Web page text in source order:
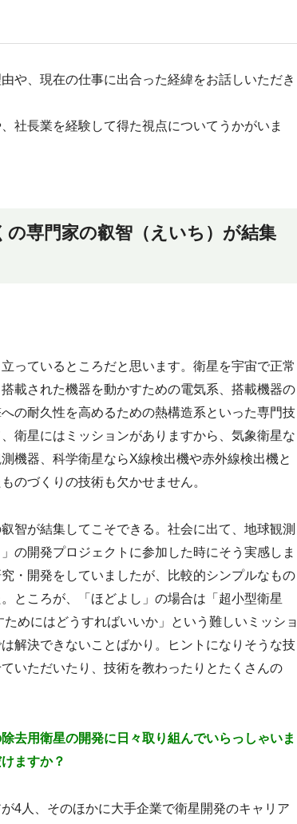
や、現在の仕事に出合った経緯をお話しいただき
社長業を経験して得た視点についてうかがいま
の専門家の叡智（えいち）が結集
っているところだと思います。衛星を宇宙で正常
載された機器を動かすための電気系、搭載機器の
の耐久性を高めるための熱構造系といった専門技
衛星にはミッションがありますから、気象衛星な
機器、科学衛星ならX線検出機や赤外線検出機と
のづくりの技術も欠かせません。
智が結集してこそできる。社会に出て、地球観測
の開発プロジェクトに参加した時にそう実感しま
・開発をしていましたが、比較的シンプルなもの
ところが、「ほどよし」の場合は「超小型衛星
ためにはどうすればいいか」という難しいミッショ
解決できないことばかり。ヒントになりそうな技
いただいたり、技術を教わったりとたくさんの
去用衛星の開発に日々取り組んでいらっしゃいま
ますか？
4人、そのほかに大手企業で衛星開発のキャリア